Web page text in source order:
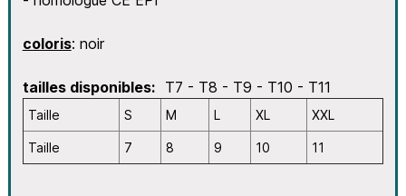
coloris: noir
tailles disponibles: T7 - T8 - T9 - T10 - T11
Taille S M L XL XXL
Taille 7 8 9 10 11